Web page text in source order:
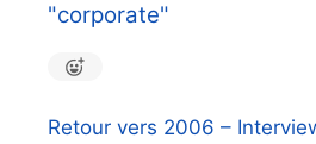
"corporate"
Retour vers 2006 –